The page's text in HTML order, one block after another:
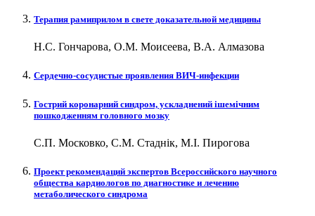
Терапия рамиприлом в свете доказательной медицины
Н.С. Гончарова, О.М. Моисеева, В.А. Алмазова
Сердечно-сосудистые проявления ВИЧ-инфекции
Гострий коронарний синдром, ускладнений ішемічним
пошкодженням головного мозку
С.П. Московко, С.М. Стаднік, М.І. Пирогова
Проект рекомендаций экспертов Всероссийского научного
общества кардиологов по диагностике и лечению
метаболического синдрома